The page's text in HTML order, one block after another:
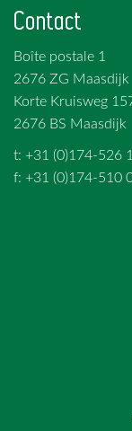
Contact
Boîte postale 1
2676 ZG Maasdijk
Korte Kruisweg
2676 BS Maasdijk
t: +31 (0)174-526
f: +31 (0)174-510